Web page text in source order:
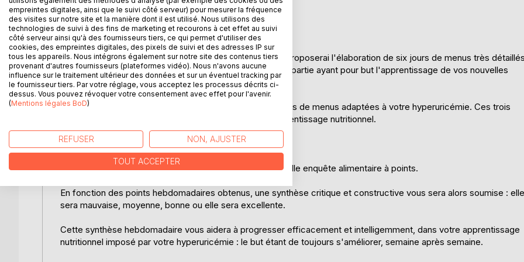
3- Place à la pratique !
Ce troisième chapitre concernera la diététique pure.
En effet, dans la première partie de ce chapitre, je vous proposerai l'élaboration de six jours de menus très
concernant votre petit-déjeuner, déjeuner et dîner. Cette partie ayant pour but l'apprentissage de vos nouvelles
habitudes alimentaires, adaptées à votre hyperuricémie.
Dans la deuxième partie, je vous proposerai trois semaines de menus adaptées à votre hyperuricémie. Ces trois
semaines de menus viendront illustrer et clore votre apprentissage nutritionnel.
4- Les bilans diététiques hebdomadaires.
A la fin de chaque semaine, je vous proposerai une nouvelle enquête alimentaire à points.
En fonction des points hebdomadaires obtenus, une synthèse critique et constructive vous sera alors soumise : elle
sera mauvaise, moyenne, bonne ou elle sera excellente.
Cette synthèse hebdomadaire vous aidera à progresser efficacement et intelligemment, dans votre apprentissage
nutritionnel imposé par votre hyperuricémie : le but étant de toujours s'améliorer, semaine après semaine.
empreintes digitales, ainsi que le suivi côté serveur) pour mesurer la fréquence
des visites sur notre site et la manière dont il est utilisé. Nous utilisons des
technologies de suivi à des fins de marketing et recourons à cet effet au suivi
côté serveur ainsi qu'à des fournisseurs tiers, ce qui permet d'utiliser des
cookies, des empreintes digitales, des pixels de suivi et des adresses IP sur
tous les appareils. Nous intégrons également sur notre site des contenus tiers
provenant d'autres fournisseurs (plateformes vidéo). Nous n'avons aucune
influence sur le traitement ultérieur des données et sur un éventuel tracking par
le fournisseur tiers. Par votre réglage, vous acceptez les processus décrits ci-
dessus. Vous pouvez révoquer votre consentement avec effet pour l'avenir.
(Mentions légales BoD)
REFUSER NON, AJUSTER
TOUT ACCEPTER